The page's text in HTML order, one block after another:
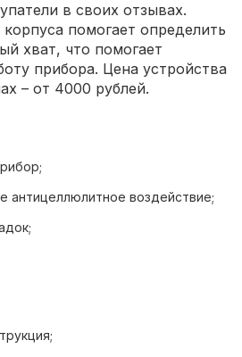
в своих отзывах.
помогает определить
хват, что помогает
прибора. Цена устройства
– от 4000 рублей.
антицеллюлитное воздействие;